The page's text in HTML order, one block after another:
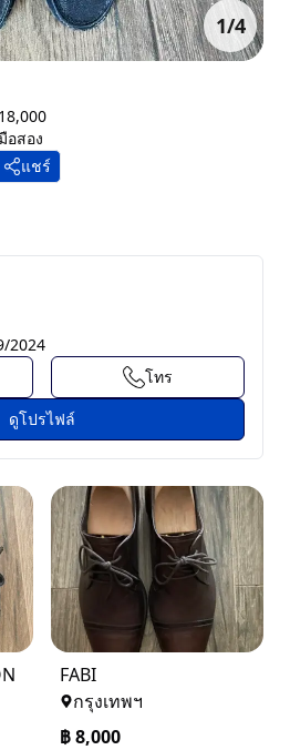
1/4
18,000
อสอง
แชร์
2024
โทร
ดูโปรไฟล์
FABI
กรุงเทพฯ
฿8,000